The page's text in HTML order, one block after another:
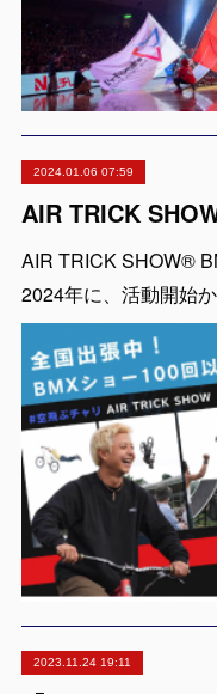
2024.01.06 07:59
AIR TRICK SHOW®
2024年に、活動開始
2023.11.24 19:11